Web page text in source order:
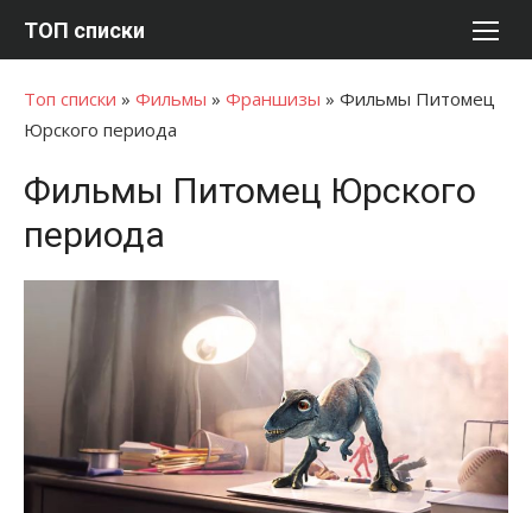
ТОП списки
Топ списки » Фильмы » Франшизы » Фильмы Питомец
Юрского периода
Фильмы Питомец Юрского
периода